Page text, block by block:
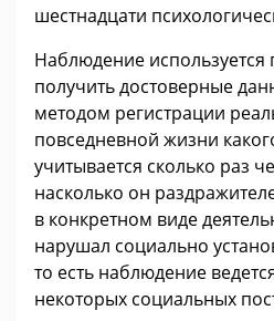
шестнадцати
Наблюдение
получить достоверные
методом регистрации
повседневной жизни
учитывается сколько раз
насколько он
в конкретном виде
нарушал социально
то есть наблюдение
некоторых социальных